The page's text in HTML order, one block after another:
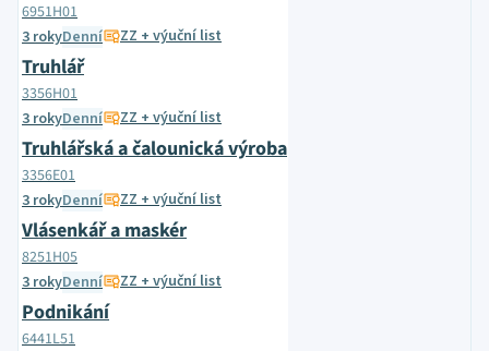
6951H01
3 rokyDenní ZZ + výuční list
Truhlář
3356H01
3 rokyDenní ZZ + výuční list
Truhlářská a čalounická výroba
3356E01
3 rokyDenní ZZ + výuční list
Vlásenkář a maskér
8251H05
3 rokyDenní ZZ + výuční list
Podnikání
6441L51